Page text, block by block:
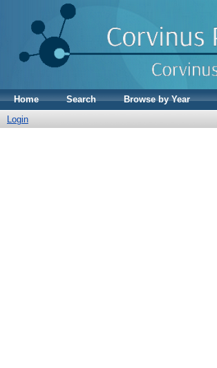
Home Search Browse by Year
Login